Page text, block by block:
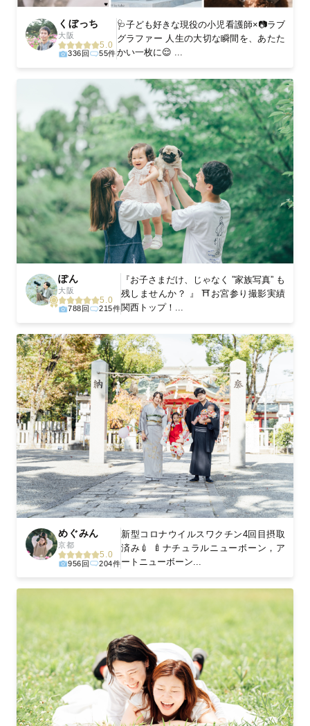
くぼっち
大阪
5.0
336回 55件
🩺子ども好きな現役の小児看護師×📷ラブ
グラファー 人生の大切な瞬間を、あたた
かい一枚に😌 ...
ぽん
大阪
5.0
788回 215件
『お子さまだけ、じゃなく ”家族写真” も
残しませんか？ 』 ⛩お宮参り撮影実績
関西トップ！...
めぐみん
京都
5.0
956回 204件
新型コロナウイルスワクチン4回目摂取
済み💉 🍼ナチュラルニューボーン，ア
ートニューボーン...